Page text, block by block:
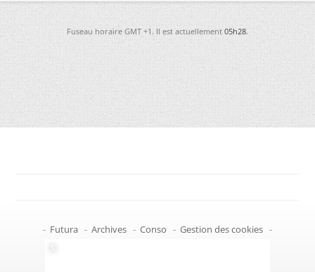
Fuseau horaire GMT +1. Il est actuellement05h28.
- Futura - Archives - Conso - Gestion des cookies -